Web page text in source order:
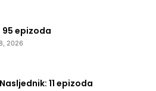
95 epizoda
2026
11 epizoda